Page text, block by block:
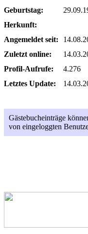
Geburtstag:
Herkunft:
Angemeldet seit:
Zuletzt online:
Profil-Aufrufe:
4.276
Letztes Update:
Gästebucheinträge
von eingeloggten